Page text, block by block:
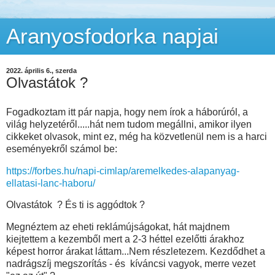
Aranyosfodorka napjai
2022. április 6., szerda
Olvastátok ?
Fogadkoztam itt pár napja, hogy nem írok a háborúról, a
világ helyzetéről.....hát nem tudom megállni, amikor ilyen
cikkeket olvasok, mint ez, még ha közvetlenül nem is a harci
eseményekről számol be:
https://forbes.hu/napi-cimlap/aremelkedes-alapanyag-
ellatasi-lanc-haboru/
Olvastátok ? És ti is aggódtok ?
Megnéztem az eheti reklámújságokat, hát majdnem
kiejtettem a kezemből mert a 2-3 héttel ezelőtti árakhoz
képest horror árakat láttam...Nem részletezem. Kezdődhet a
nadrágszíj megszorítás - és kíváncsi vagyok, merre vezet